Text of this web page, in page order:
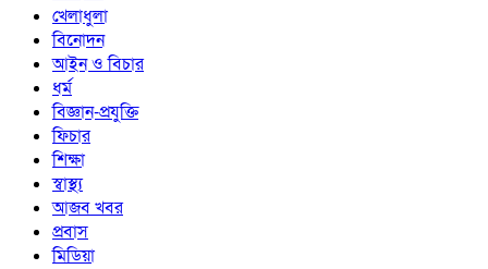
খেলাধুলা
বিনোদন
আইন ও বিচার
ধর্ম
বিজ্ঞান-প্রযুক্তি
ফিচার
শিক্ষা
স্বাস্থ্য
আজব খবর
প্রবাস
মিডিয়া